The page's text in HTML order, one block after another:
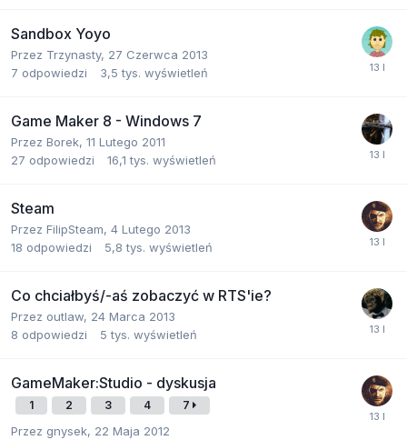
Sandbox Yoyo
Przez Trzynasty, 27 Czerwca 2013
7 odpowiedzi 3,5 tys. wyświetleń
Game Maker 8 - Windows 7
Przez Borek, 11 Lutego 2011
27 odpowiedzi 16,1 tys. wyświetleń
Steam
Przez FilipSteam, 4 Lutego 2013
18 odpowiedzi 5,8 tys. wyświetleń
Co chciałbyś/-aś zobaczyć w RTS'ie?
Przez outlaw, 24 Marca 2013
8 odpowiedzi 5 tys. wyświetleń
GameMaker:Studio - dyskusja
1 2 3 4 7
Przez gnysek, 22 Maja 2012